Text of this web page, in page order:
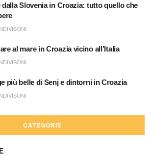
dalla Slovenia in Croazia: tutto quello che
al mare in Croazia vicino all’Italia
più belle di Senj e dintorni in Croazia
CATEGORIE